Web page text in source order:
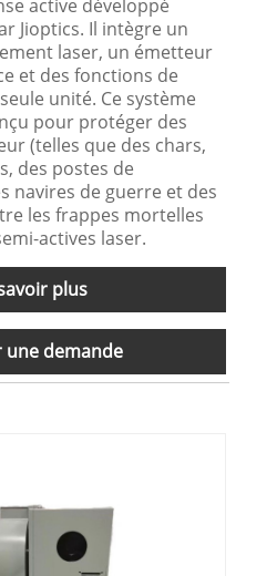
active développé
Jioptics. Il intègre un
laser, un émetteur
et des fonctions de
unité. Ce système
pour protéger des
(telles que des chars,
des postes de
navires de guerre et des
les frappes mortelles
actives laser.
plus
une demande